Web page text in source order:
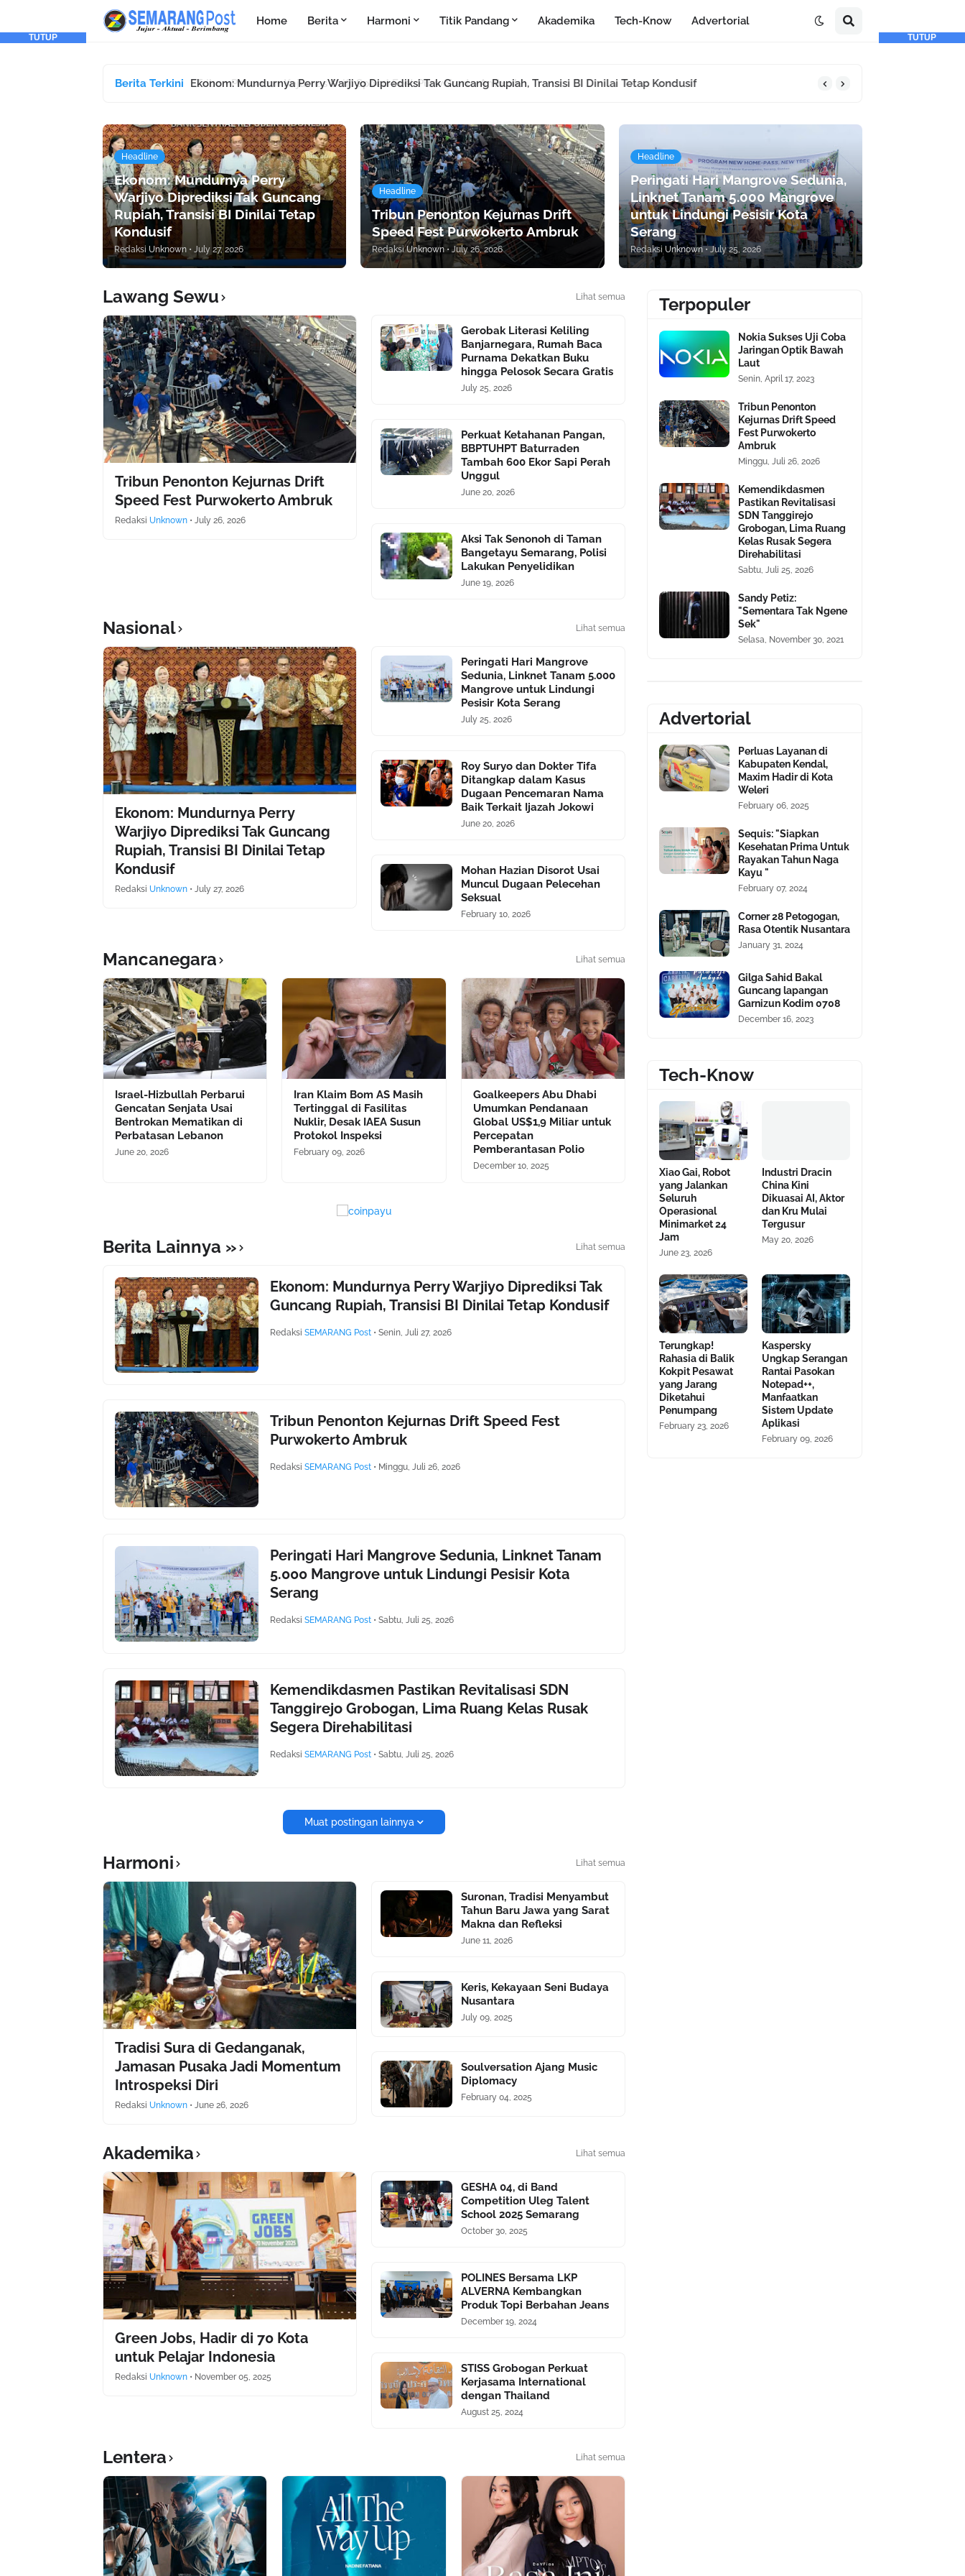
Home Berita Harmoni Titik Pandang Akademika Tech-Know Advertorial
Berita Terkini Tribun Penonton Kejurnas Drift Speed Fest Purwokerto Ambruk
Headline
Ekonom: Mundurnya Perry
Warjiyo Diprediksi Tak Guncang
Rupiah, Transisi BI Dinilai Tetap
Kondusif
Redaksi Unknown • July 27, 2026
Headline
Tribun Penonton Kejurnas Drift
Speed Fest Purwokerto Ambruk
Redaksi Unknown • July 26, 2026
Headline
Peringati Hari Mangrove Sedunia,
Linknet Tanam 5.000 Mangrove
untuk Lindungi Pesisir Kota
Serang
Redaksi Unknown • July 25, 2026
Lawang Sewu Lihat semua
Tribun Penonton Kejurnas Drift
Speed Fest Purwokerto Ambruk
Redaksi Unknown • July 26, 2026
Gerobak Literasi Keliling
Banjarnegara, Rumah Baca
Purnama Dekatkan Buku
hingga Pelosok Secara Gratis
July 25, 2026
Perkuat Ketahanan Pangan,
BBPTUHPT Baturraden
Tambah 600 Ekor Sapi Perah
Unggul
June 20, 2026
Aksi Tak Senonoh di Taman
Bangetayu Semarang, Polisi
Lakukan Penyelidikan
June 19, 2026
Nasional Lihat semua
Ekonom: Mundurnya Perry
Warjiyo Diprediksi Tak Guncang
Rupiah, Transisi BI Dinilai Tetap
Kondusif
Redaksi Unknown • July 27, 2026
Peringati Hari Mangrove
Sedunia, Linknet Tanam 5.000
Mangrove untuk Lindungi
Pesisir Kota Serang
July 25, 2026
Roy Suryo dan Dokter Tifa
Ditangkap dalam Kasus
Dugaan Pencemaran Nama
Baik Terkait Ijazah Jokowi
June 20, 2026
Mohan Hazian Disorot Usai
Muncul Dugaan Pelecehan
Seksual
February 10, 2026
Mancanegara Lihat semua
Israel-Hizbullah Perbarui
Gencatan Senjata Usai
Bentrokan Mematikan di
Perbatasan Lebanon
June 20, 2026
Iran Klaim Bom AS Masih
Tertinggal di Fasilitas
Nuklir, Desak IAEA Susun
Protokol Inspeksi
February 09, 2026
Goalkeepers Abu Dhabi
Umumkan Pendanaan
Global US$1,9 Miliar untuk
Percepatan
Pemberantasan Polio
December 10, 2025
Berita Lainnya » Lihat semua
Ekonom: Mundurnya Perry Warjiyo Diprediksi Tak
Guncang Rupiah, Transisi BI Dinilai Tetap Kondusif
Redaksi SEMARANG Post • Senin, Juli 27, 2026
Tribun Penonton Kejurnas Drift Speed Fest
Purwokerto Ambruk
Redaksi SEMARANG Post • Minggu, Juli 26, 2026
Peringati Hari Mangrove Sedunia, Linknet Tanam
5.000 Mangrove untuk Lindungi Pesisir Kota
Serang
Redaksi SEMARANG Post • Sabtu, Juli 25, 2026
Kemendikdasmen Pastikan Revitalisasi SDN
Tanggirejo Grobogan, Lima Ruang Kelas Rusak
Segera Direhabilitasi
Redaksi SEMARANG Post • Sabtu, Juli 25, 2026
Muat postingan lainnya
Harmoni Lihat semua
Tradisi Sura di Gedanganak,
Jamasan Pusaka Jadi Momentum
Introspeksi Diri
Redaksi Unknown • June 26, 2026
Suronan, Tradisi Menyambut
Tahun Baru Jawa yang Sarat
Makna dan Refleksi
June 11, 2026
Keris, Kekayaan Seni Budaya
Nusantara
July 09, 2025
Soulversation Ajang Music
Diplomacy
February 04, 2025
Akademika Lihat semua
Green Jobs, Hadir di 70 Kota
untuk Pelajar Indonesia
Redaksi Unknown • November 05, 2025
GESHA 04, di Band
Competition Uleg Talent
School 2025 Semarang
October 30, 2025
POLINES Bersama LKP
ALVERNA Kembangkan
Produk Topi Berbahan Jeans
December 19, 2024
STISS Grobogan Perkuat
Kerjasama International
dengan Thailand
August 25, 2024
Lentera Lihat semua
Terpopuler
Nokia Sukses Uji Coba
Jaringan Optik Bawah
Laut
Senin, April 17, 2023
Tribun Penonton
Kejurnas Drift Speed
Fest Purwokerto
Ambruk
Minggu, Juli 26, 2026
Kemendikdasmen
Pastikan Revitalisasi
SDN Tanggirejo
Grobogan, Lima Ruang
Kelas Rusak Segera
Direhabilitasi
Sabtu, Juli 25, 2026
Sandy Petiz:
"Sementara Tak Ngene
Sek"
Selasa, November 30, 2021
Advertorial
Perluas Layanan di
Kabupaten Kendal,
Maxim Hadir di Kota
Weleri
February 06, 2025
Sequis: "Siapkan
Kesehatan Prima Untuk
Rayakan Tahun Naga
Kayu "
February 07, 2024
Corner 28 Petogogan,
Rasa Otentik Nusantara
January 31, 2024
Gilga Sahid Bakal
Guncang lapangan
Garnizun Kodim 0708
December 16, 2023
Tech-Know
Xiao Gai, Robot
yang Jalankan
Seluruh
Operasional
Minimarket 24
Jam
June 23, 2026
Industri Dracin
China Kini
Dikuasai AI, Aktor
dan Kru Mulai
Tergusur
May 20, 2026
Terungkap!
Rahasia di Balik
Kokpit Pesawat
yang Jarang
Diketahui
Penumpang
February 23, 2026
Kaspersky
Ungkap Serangan
Rantai Pasokan
Notepad++,
Manfaatkan
Sistem Update
Aplikasi
February 09, 2026
TUTUP TUTUP